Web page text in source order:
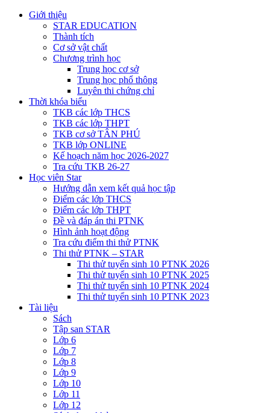
Giới thiệu
STAR EDUCATION
Thành tích
Cơ sở vật chất
Chương trình học
Trung học cơ sở
Trung học phổ thông
Luyên thi chứng chỉ
Thời khóa biểu
TKB các lớp THCS
TKB các lớp THPT
TKB cơ sở TÂN PHÚ
TKB lớp ONLINE
Kế hoạch năm học 2026-2027
Tra cứu TKB 26-27
Học viên Star
Hướng dẫn xem kết quả học tập
Điểm các lớp THCS
Điểm các lớp THPT
Đề và đáp án thi PTNK
Hình ảnh hoạt động
Tra cứu điểm thi thử PTNK
Thi thử PTNK – STAR
Thi thử tuyển sinh 10 PTNK 2026
Thi thử tuyển sinh 10 PTNK 2025
Thi thử tuyển sinh 10 PTNK 2024
Thi thử tuyển sinh 10 PTNK 2023
Tài liệu
Sách
Tập san STAR
Lớp 6
Lớp 7
Lớp 8
Lớp 9
Lớp 10
Lớp 11
Lớp 12